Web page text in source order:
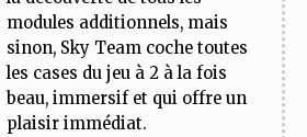
modules additionnels, mais
sinon, Sky Team coche toutes
les cases du jeu à 2 à la fois
beau, immersif et qui offre un
plaisir immédiat.